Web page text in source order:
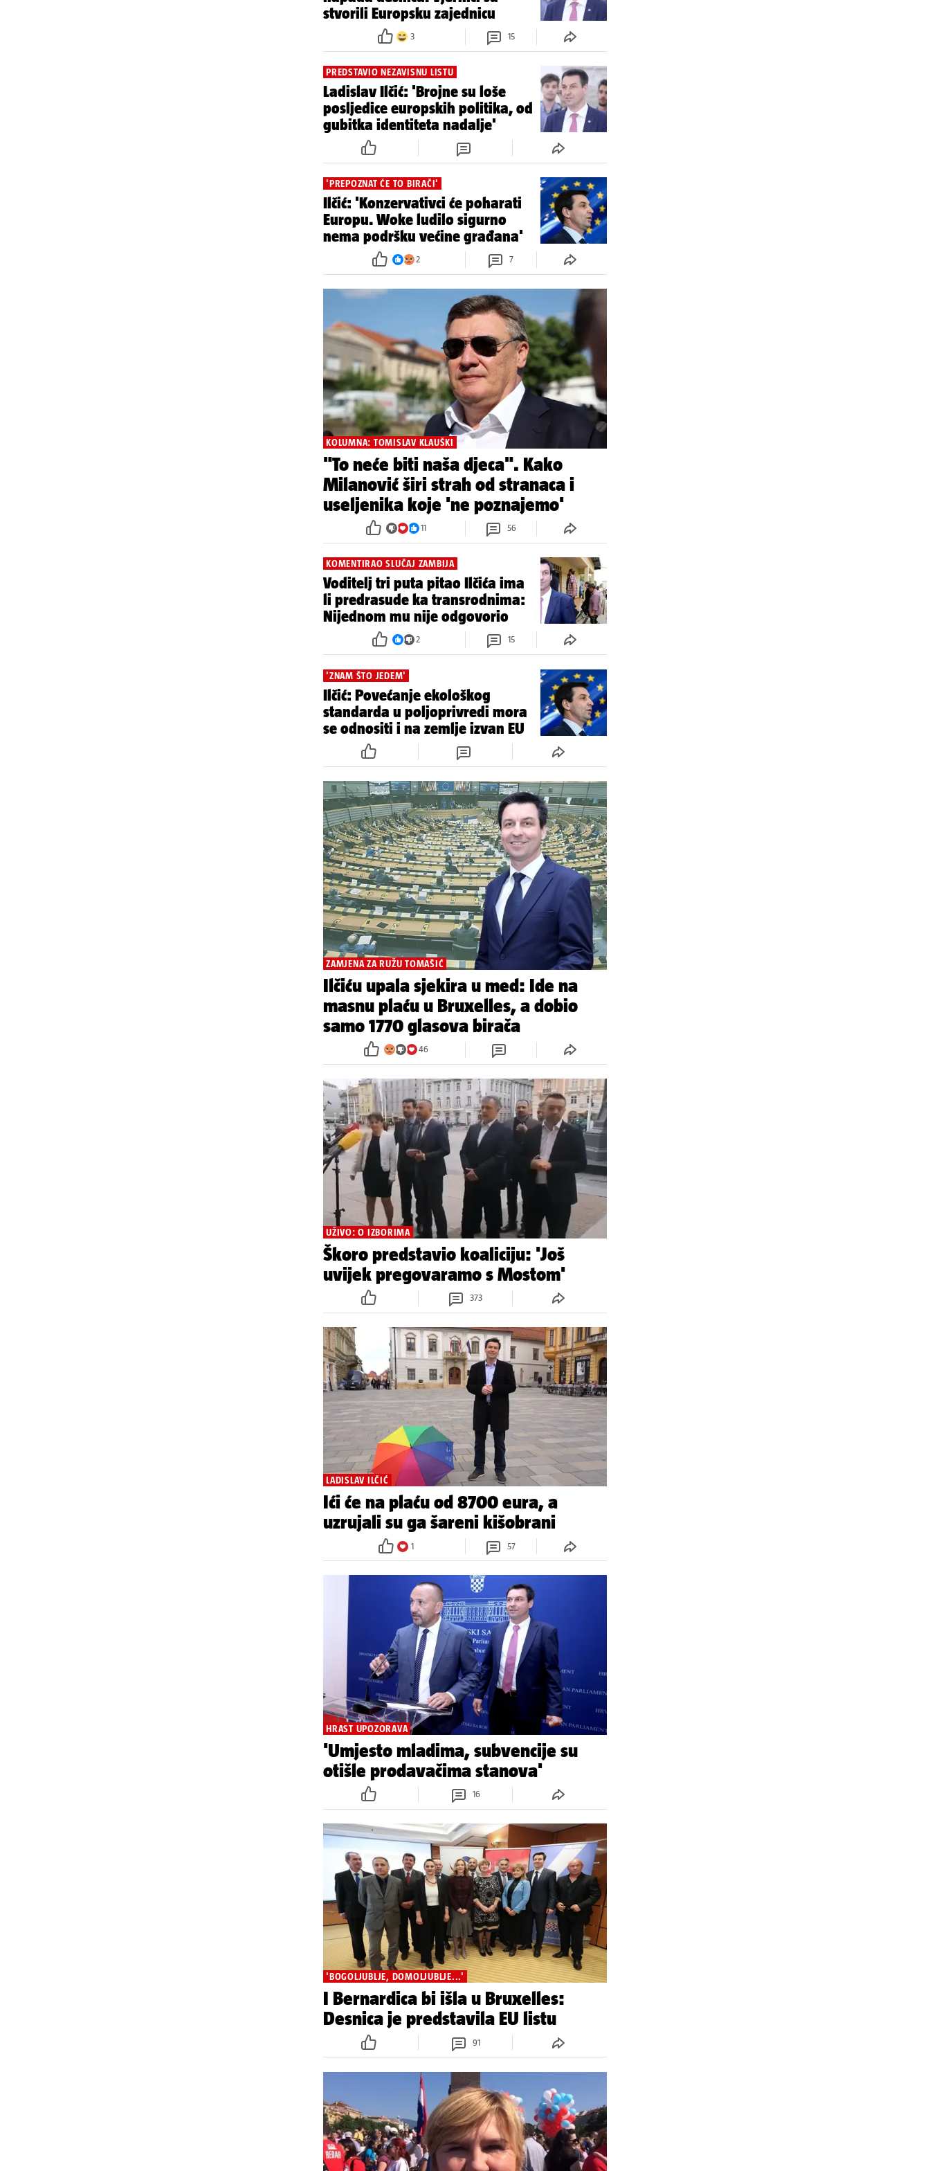
stvorili Europsku zajednicu
3 15
PREDSTAVIO NEZAVISNU LISTU
Ladislav Ilčić: 'Brojne su loše
posljedice europskih politika, od
gubitka identiteta nadalje'
'PREPOZNAT ĆE TO BIRAČI'
Ilčić: 'Konzervativci će poharati
Europu. Woke ludilo sigurno
nema podršku većine građana'
2 7
KOLUMNA: TOMISLAV KLAUŠKI
"To neće biti naša djeca". Kako
Milanović širi strah od stranaca i
useljenika koje 'ne poznajemo'
11 56
KOMENTIRAO SLUČAJ ZAMBIJA
Voditelj tri puta pitao Ilčića ima
li predrasude ka transrodnima:
Nijednom mu nije odgovorio
2 15
'ZNAM ŠTO JEDEM'
Ilčić: Povećanje ekološkog
standarda u poljoprivredi mora
se odnositi i na zemlje izvan EU
ZAMJENA ZA RUŽU TOMAŠIĆ
Ilčiću upala sjekira u med: Ide na
masnu plaću u Bruxelles, a dobio
samo 1770 glasova birača
46
UŽIVO: O IZBORIMA
Škoro predstavio koaliciju: 'Još
uvijek pregovaramo s Mostom'
373
LADISLAV ILČIĆ
Ići će na plaću od 8700 eura, a
uzrujali su ga šareni kišobrani
1 57
HRAST UPOZORAVA
'Umjesto mladima, subvencije su
otišle prodavačima stanova'
16
'BOGOLJUBLJE, DOMOLJUBLJE...'
I Bernardica bi išla u Bruxelles:
Desnica je predstavila EU listu
91